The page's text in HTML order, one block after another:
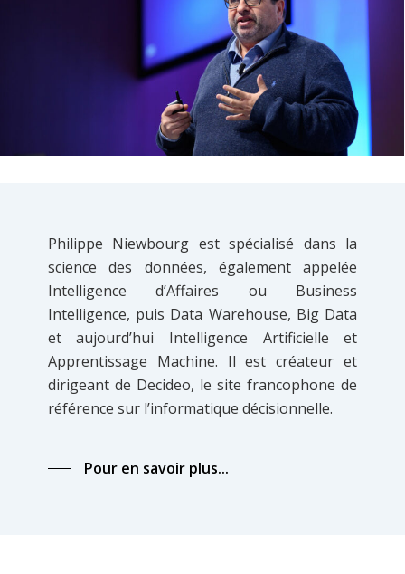
Philippe Niewbourg est spécialisé dans la
science des données, également appelée
Intelligence d’Affaires ou Business
Intelligence, puis Data Warehouse, Big Data
et aujourd’hui Intelligence Artificielle et
Apprentissage Machine. Il est créateur et
dirigeant de Decideo, le site francophone de
référence sur l’informatique décisionnelle.
Pour en savoir plus...